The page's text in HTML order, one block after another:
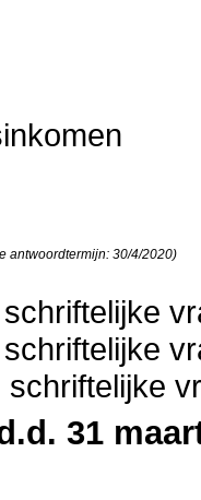
antwoordtermijn: 30/4/2020)
schriftelijke
31